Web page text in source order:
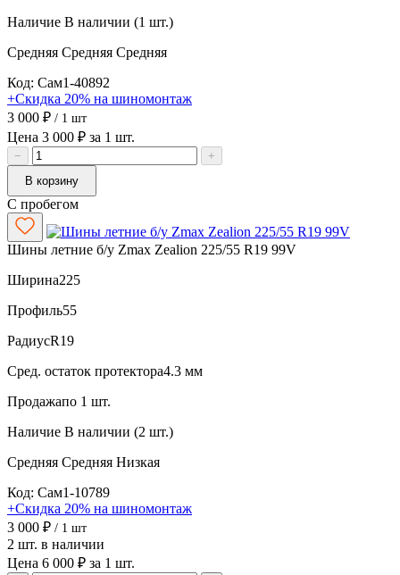
Наличие В наличии (1 шт.)
Средняя Средняя Средняя
Код: Сам1-40892
+Скидка 20% на шиномонтаж
3 000 ₽ / 1 шт
Цена 3 000 ₽ за 1 шт.
−
+
В корзину
С пробегом
Шины летние б/у Zmax Zealion 225/55 R19 99V
Ширина225
Профиль55
РадиусR19
Сред. остаток протектора4.3 мм
Продажапо 1 шт.
Наличие В наличии (2 шт.)
Средняя Средняя Низкая
Код: Сам1-10789
+Скидка 20% на шиномонтаж
3 000 ₽ / 1 шт
2 шт. в наличии
Цена 6 000 ₽ за 1 шт.